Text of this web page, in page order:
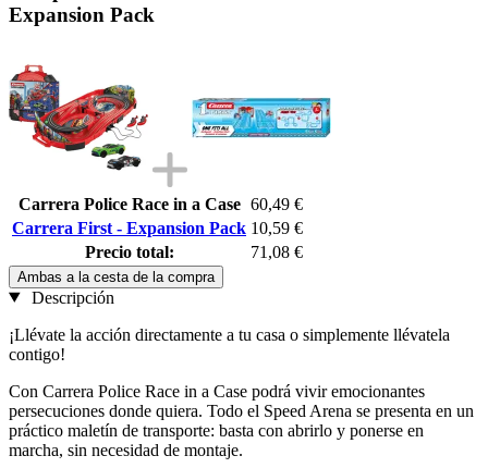
Expansion Pack
Carrera Police Race in a Case 60,49 €
Carrera First - Expansion Pack 10,59 €
Precio total:
71,08 €
Ambas a la cesta de la compra
Descripción
¡Llévate la acción directamente a tu casa o simplemente llévatela
contigo!
Con Carrera Police Race in a Case podrá vivir emocionantes
persecuciones donde quiera. Todo el Speed Arena se presenta en un
práctico maletín de transporte: basta con abrirlo y ponerse en
marcha, sin necesidad de montaje.